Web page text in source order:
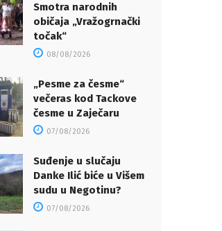
Smotra narodnih
običaja „Vražogrnački
točak“
08/08/2026
„Pesme za česme“
večeras kod Tackove
česme u Zaječaru
07/08/2026
Suđenje u slučaju
Danke Ilić biće u Višem
sudu u Negotinu?
07/08/2026